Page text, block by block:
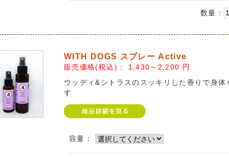
数量：
WITH DOGS スプレー Active
販売価格(税込)： 1,430～2,200 円
ウッディ&シトラスのスッキリした香りで身
す
容量：